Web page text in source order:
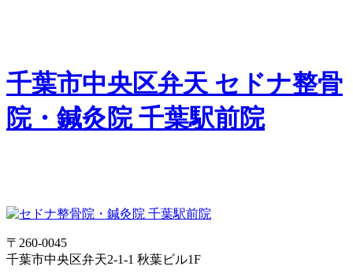
千葉市中央区弁天 セドナ整骨
院・鍼灸院 千葉駅前院
〒260-0045
千葉市中央区弁天2-1-1 秋葉ビル1F